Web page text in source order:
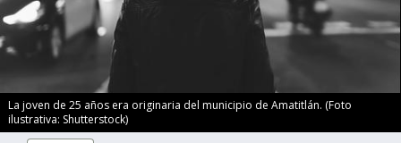
La joven de 25 años era originaria del municipio de Amatitlán. (Foto
ilustrativa: Shutterstock)